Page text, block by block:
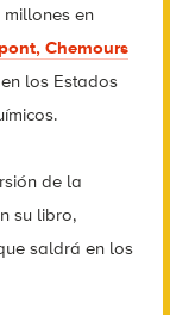
en
Chemours
los Estados
de la
su libro,
saldrá en los